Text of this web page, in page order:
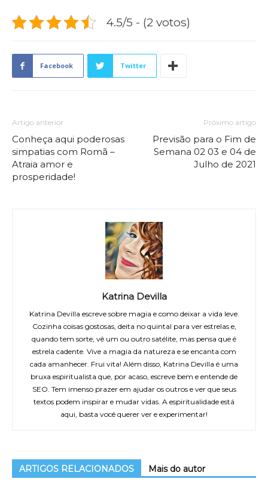
4.5/5 - (2 votos)
Facebook Twitter
Artigo anterior
Conheça aqui poderosas
simpatias com Romã –
Atraia amor e
prosperidade!
Próximo artigo
Previsão para o Fim de
Semana 02 03 e 04 de
Julho de 2021
Katrina Devilla
Katrina Devilla escreve sobre magia e como deixar a vida leve.
Cozinha coisas gostosas, deita no quintal para ver estrelas e,
quando tem sorte, vê um ou outro satélite, mas pensa que é
estrela cadente. Vive a magia da natureza e se encanta com
cada amanhecer. Frui vita! Além disso, Katrina Devilla é uma
bruxa espiritualista que, por acaso, escreve bem e entende de
SEO. Tem imenso prazer em ajudar os outros e ver que seus
textos podem inspirar e mudar vidas. A espiritualidade está
aqui, basta você querer ver e experimentar!
ARTIGOS RELACIONADOS Mais do autor